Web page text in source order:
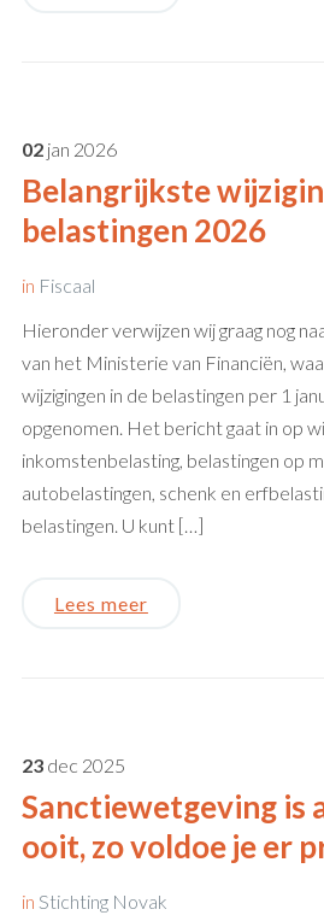
02 jan 2026
Belangrijkste
belastingen 2026
in Fiscaal
Hieronder verwijzen wij graag nog
van het Ministerie van Financiën,
wijzigingen in de belastingen per 1
opgenomen. Het bericht gaat in op
inkomstenbelasting, belastingen op
autobelastingen, schenk en
belastingen. U kunt […]
Lees meer
23 dec 2025
Sanctiewetgeving is
ooit, zo voldoe je er
in Stichting Novak